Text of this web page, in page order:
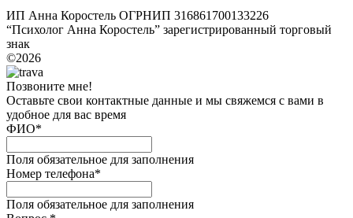
ИП Анна Коростель ОГРНИП 316861700133226
“Психолог Анна Коростель” зарегистрированный торговый
знак
©2026
Позвоните мне!
Оставьте свои контактные данные и мы свяжемся с вами в
удобное для вас время
ФИО*
Поля обязательное для заполнения
Номер телефона*
Поля обязательное для заполнения